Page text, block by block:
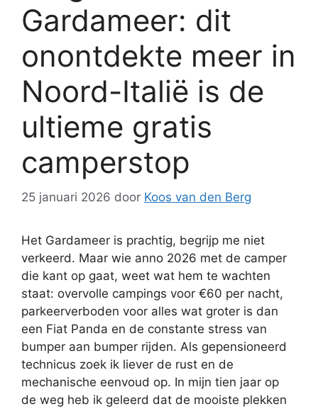
Gardameer: dit
onontdekte meer in
Noord-Italië is de
ultieme gratis
camperstop
25 januari 2026 door Koos van den Berg
Het Gardameer is prachtig, begrijp me niet
verkeerd. Maar wie anno 2026 met de camper
die kant op gaat, weet wat hem te wachten
staat: overvolle campings voor €60 per nacht,
parkeerverboden voor alles wat groter is dan
een Fiat Panda en de constante stress van
bumper aan bumper rijden. Als gepensioneerd
technicus zoek ik liever de rust en de
mechanische eenvoud op. In mijn tien jaar op
de weg heb ik geleerd dat de mooiste plekken